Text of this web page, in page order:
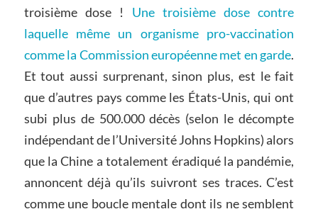
troisième dose ! Une troisième dose contre
laquelle même un organisme pro-vaccination
comme la Commission européenne met en garde.
Et tout aussi surprenant, sinon plus, est le fait
que d’autres pays comme les États-Unis, qui ont
subi plus de 500.000 décès (selon le décompte
indépendant de l’Université Johns Hopkins) alors
que la Chine a totalement éradiqué la pandémie,
annoncent déjà qu’ils suivront ses traces. C’est
comme une boucle mentale dont ils ne semblent